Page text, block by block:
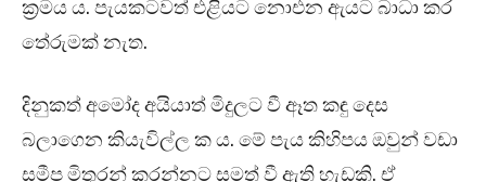
ක්‍රමය ය. පැයකටවත් එළියට නොඑන ඇයට බාධා කර
තේරුමක් නැත.
දිනුකත් අමෝද අයියාත් මිදුලට වී ඈත කඳු දෙස
බලාගෙන කියැවිල්ල ක ය. මේ පැය කිහිපය ඔවුන් වඩා
සමීප මිතුරන් කරන්නට සමත් වී ඇති හැඩකි. ඒ